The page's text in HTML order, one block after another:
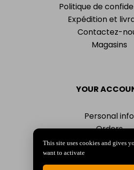
Politique de
Expédition et
Contactez-
Magasins
YOUR
Personal info
Orders
Addresses
My alerts
This site uses cookies and gives
want to activate